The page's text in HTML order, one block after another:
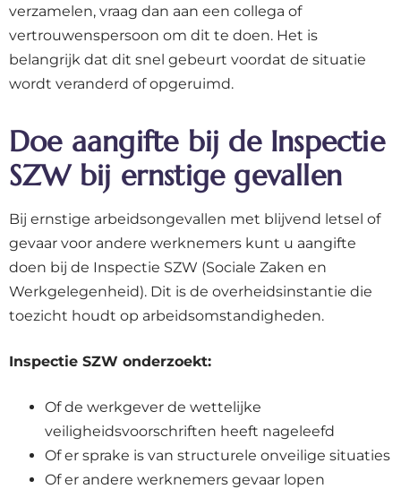
verzamelen, vraag dan aan een collega of
vertrouwenspersoon om dit te doen. Het is
belangrijk dat dit snel gebeurt voordat de situatie
wordt veranderd of opgeruimd.
Doe aangifte bij de Inspectie
SZW bij ernstige gevallen
Bij ernstige arbeidsongevallen met blijvend letsel of
gevaar voor andere werknemers kunt u aangifte
doen bij de Inspectie SZW (Sociale Zaken en
Werkgelegenheid). Dit is de overheidsinstantie die
toezicht houdt op arbeidsomstandigheden.
Inspectie SZW onderzoekt:
Of de werkgever de wettelijke
veiligheidsvoorschriften heeft nageleefd
Of er sprake is van structurele onveilige situaties
Of er andere werknemers gevaar lopen